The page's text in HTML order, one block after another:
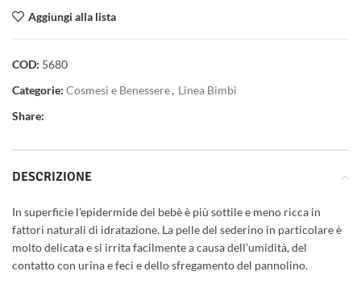
Aggiungi alla lista
COD: 5680
Categorie: Cosmesi e Benessere, Linea Bimbi
Share:
DESCRIZIONE
In superficie l’epidermide dei bebè è più sottile e meno ricca in
fattori naturali di idratazione. La pelle del sederino in particolare è
molto delicata e si irrita facilmente a causa dell’umidità, del
contatto con urina e feci e dello sfregamento del pannolino.